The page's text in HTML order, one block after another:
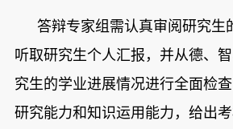
答辩专家组需认真审阅研究生
听取研究生个人汇报，并从德、
究生的学业进展情况进行全面检
研究能力和知识运用能力，给出